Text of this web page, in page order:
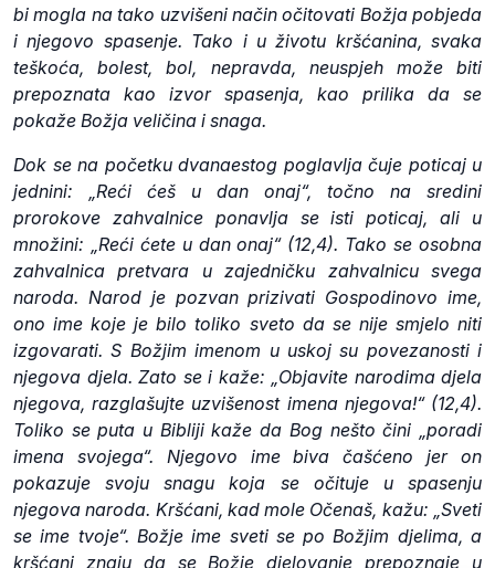
bi mogla na tako uzvišeni način očitovati Božja pobjeda
i njegovo spasenje. Tako i u životu kršćanina, svaka
teškoća, bolest, bol, nepravda, neuspjeh može biti
prepoznata kao izvor spasenja, kao prilika da se
pokaže Božja veličina i snaga.
Dok se na početku dvanaestog poglavlja čuje poticaj u
jednini: „Reći ćeš u dan onaj“, točno na sredini
prorokove zahvalnice ponavlja se isti poticaj, ali u
množini: „Reći ćete u dan onaj“ (12,4). Tako se osobna
zahvalnica pretvara u zajedničku zahvalnicu svega
naroda. Narod je pozvan prizivati Gospodinovo ime,
ono ime koje je bilo toliko sveto da se nije smjelo niti
izgovarati. S Božjim imenom u uskoj su povezanosti i
njegova djela. Zato se i kaže: „Objavite narodima djela
njegova, razglašujte uzvišenost imena njegova!“ (12,4).
Toliko se puta u Bibliji kaže da Bog nešto čini „poradi
imena svojega“. Njegovo ime biva čašćeno jer on
pokazuje svoju snagu koja se očituje u spasenju
njegova naroda. Kršćani, kad mole Očenaš, kažu: „Sveti
se ime tvoje“. Božje ime sveti se po Božjim djelima, a
kršćani znaju da se Božje djelovanje prepoznaje u